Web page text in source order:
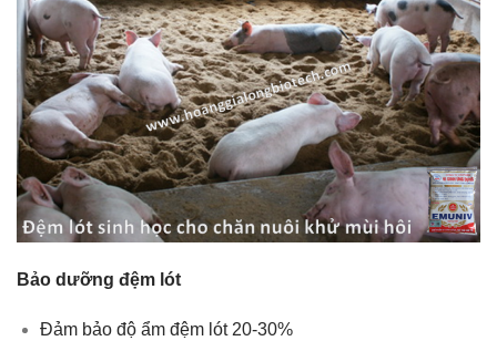
Bảo dưỡng đệm lót
Đảm bảo độ ẩm đệm lót 20-30%